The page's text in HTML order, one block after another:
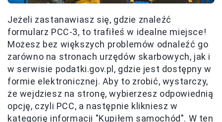
Jeżeli zastanawiasz się, gdzie znaleźć
formularz PCC-3, to trafiłeś w idealne miejsce!
Możesz bez większych problemów odnaleźć go
zarówno na stronach urzędów skarbowych, jak i
w serwisie podatki.gov.pl, gdzie jest dostępny w
formie elektronicznej. Aby to zrobić, wystarczy,
że wejdziesz na stronę, wybierzesz odpowiednią
opcję, czyli PCC, a następnie klikniesz w
kategorię informacji "Kupiłem samochód". W ten